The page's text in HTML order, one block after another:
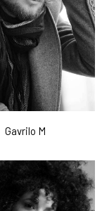
Gavrilo M